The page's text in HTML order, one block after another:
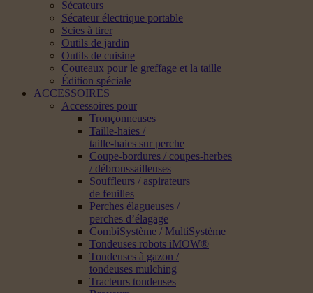
Sécateurs
Sécateur électrique portable
Scies à tirer
Outils de jardin
Outils de cuisine
Couteaux pour le greffage et la taille
Édition spéciale
ACCESSOIRES
Accessoires pour
Tronçonneuses
Taille-haies /
taille-haies sur perche
Coupe-bordures / coupes-herbes
/ débroussailleuses
Souffleurs / aspirateurs
de feuilles
Perches élagueuses /
perches d’élagage
CombiSystème / MultiSystème
Tondeuses robots iMOW®
Tondeuses à gazon /
tondeuses mulching
Tracteurs tondeuses